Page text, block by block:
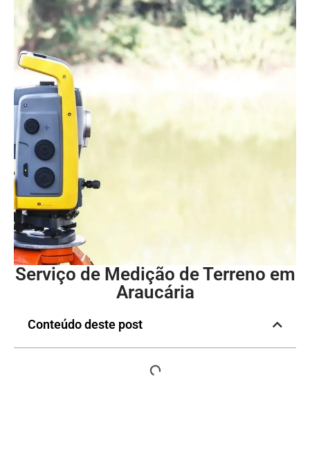
Serviço de Medição de Terreno em
Araucária
Conteúdo deste post